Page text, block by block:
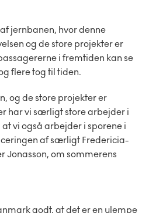
jernbanen, hvor denne
og de store projekter er
i fremtiden kan se
flere tog til tiden.
og de store projekter er
har vi særligt store arbejder i
vi også arbejder i sporene i
af særligt Fredericia-
om sommerens
godt, at det er en ulempe